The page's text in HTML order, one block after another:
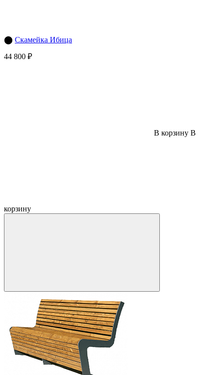
⬤ Скамейка Ибица
44 800 ₽
В корзину В
корзину